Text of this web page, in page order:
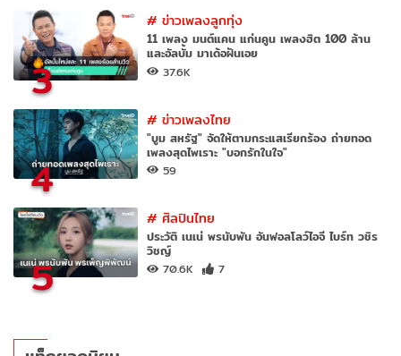
3
#ข่าวเพลงลูกทุ่ง
11 เพลง มนต์แคน แก่นคูน เพลงฮิต 100 ล้าน
และอัลบั้ม มาเด้อฝันเอย
37.6K
4
#ข่าวเพลงไทย
"บูม สหรัฐ" จัดให้ตามกระแสเรียกร้อง ถ่ายทอด
เพลงสุดไพเราะ "บอกรักในใจ"
59
5
#ศิลปินไทย
ประวัติ เนเน่ พรนับพัน อันฟอลโลว์ไอจี ไบร์ท วชิร
วิชญ์
70.6K 7